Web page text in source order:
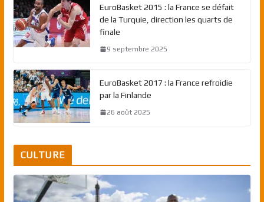
EuroBasket 2015 : la France se défait
de la Turquie, direction les quarts de
finale
9 septembre 2025
EuroBasket 2017 : la France refroidie
par la Finlande
26 août 2025
CULTURE